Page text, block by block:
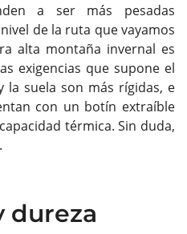
a ser más pesadas
de la ruta que vayamos
alta montaña invernal es
exigencias que supone el
la suela son más rígidas, e
con un botín extraíble
térmica. Sin duda,
dureza